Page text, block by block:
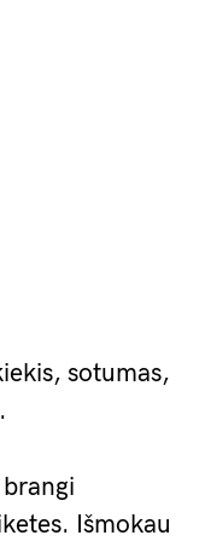
sotumas,
Išmokau